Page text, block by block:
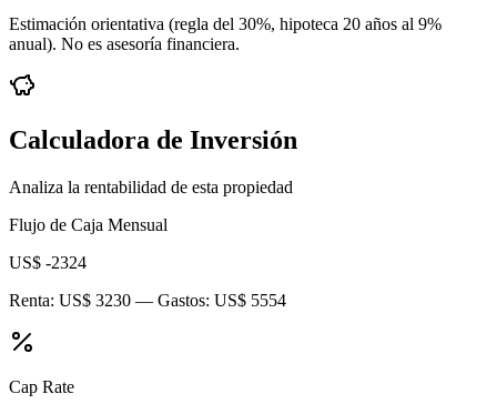
Estimación orientativa (regla del 30%, hipoteca 20 años al 9%
anual). No es asesoría financiera.
Calculadora de Inversión
Analiza la rentabilidad de esta propiedad
Flujo de Caja Mensual
US$ -2324
Renta: US$ 3230 — Gastos: US$ 5554
Cap Rate